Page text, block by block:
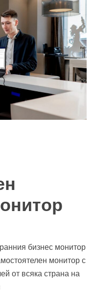
бизнес монитор
монитор с
от всяка страна на